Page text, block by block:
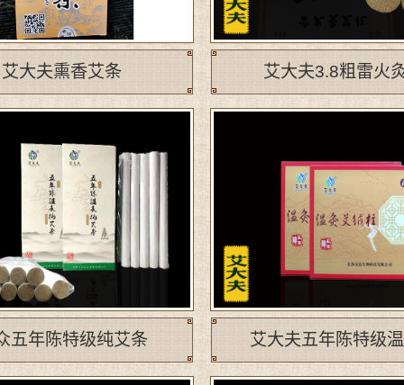
艾大夫熏香艾条 艾大夫3.8粗雷火
五年陈特级纯艾条 艾大夫五年陈特级